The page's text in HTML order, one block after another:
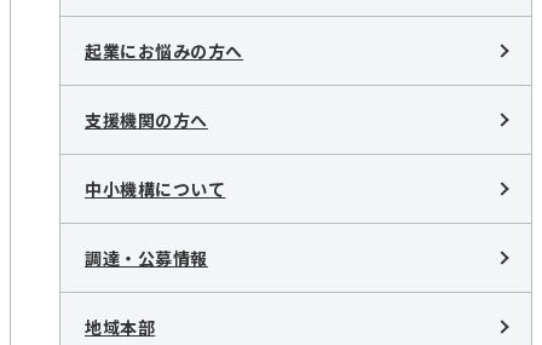
起業にお悩みの方へ
支援機関の方へ
中小機構について
調達・公募情報
地域本部